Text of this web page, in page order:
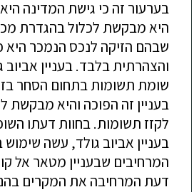
בערעור זה כי גישת המדינה
היא מבקשת לכלול בהגדרת
שבהם הזיקה לנכס הנמכר היא
והצהרתית בלבד. בעניין
שומת תשומות בתחום הסחר
בעניין זה הפוכה והיא
לקזז תשומות. בחוות דעתו
בעניין אביוב גולד, עשה
המרחיבים שבעניין מטאר אל
דעת המרחיבה את המקרים